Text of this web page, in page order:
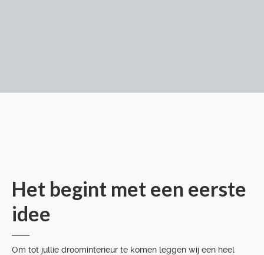
Het begint met een eerste
idee
Om tot jullie droominterieur te komen leggen wij een heel